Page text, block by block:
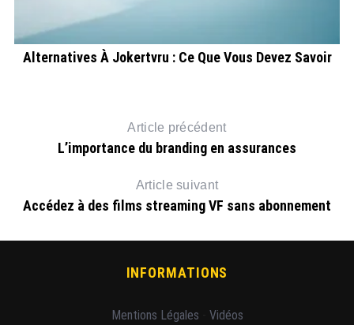
Alternatives À Jokertvru : Ce Que Vous Devez Savoir
Article précédent
L’importance du branding en assurances
Article suivant
Accédez à des films streaming VF sans abonnement
INFORMATIONS
Mentions Légales Vidéos